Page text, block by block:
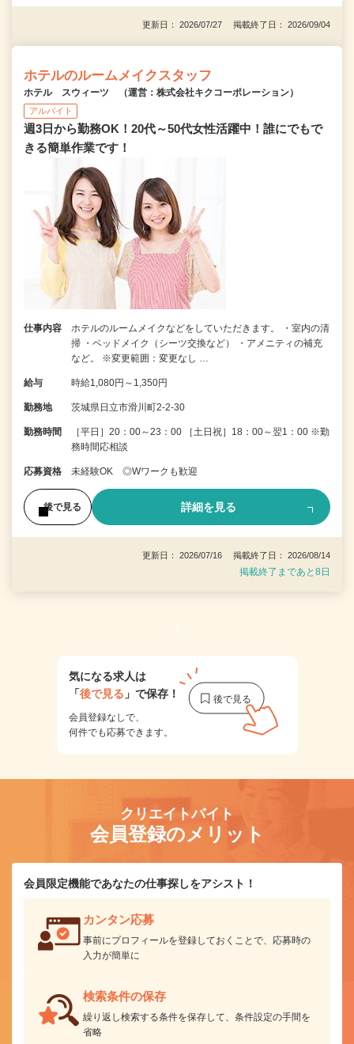
更新日： 2026/07/27 掲載終了日： 2026/09/04
ホテルのルームメイクスタッフ
ホテル スウィーツ （運営：株式会社キクコーポレーション）
アルバイト
週3日から勤務OK！20代～50代女性活躍中！誰にでもで
きる簡単作業です！
仕事内容
ホテルのルームメイクなどをしていただきます。 ・室内の清
掃 ・ベッドメイク（シーツ交換など） ・アメニティの補充
など。 ※変更範囲：変更なし …
給与 時給1,080円～1,350円
勤務地 茨城県日立市滑川町2-2-30
勤務時間
［平日］20：00～23：00 ［土日祝］18：00～翌1：00 ※勤
務時間応相談
応募資格 未経験OK ◎Wワークも歓迎
後で見る 詳細を見る
更新日： 2026/07/16 掲載終了日： 2026/08/14
掲載終了まであと8日
1
気になる求人は
「後で見る 」で保存！
会員登録なしで、
何件でも応募できます。
クリエイトバイト
会員登録のメリット
会員限定機能であなたの仕事探しをアシスト！
カンタン応募
事前にプロフィールを登録しておくことで、応募時の
入力が簡単に
検索条件の保存
繰り返し検索する条件を保存して、条件設定の手間を
省略